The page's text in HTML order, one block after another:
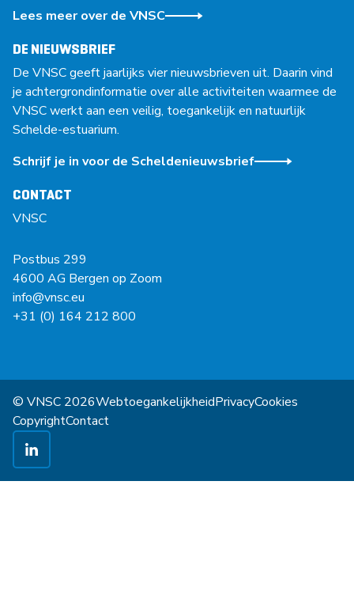
Lees meer over de VNSC
DE NIEUWSBRIEF
De VNSC geeft jaarlijks vier nieuwsbrieven uit. Daarin vind
je achtergrondinformatie over alle activiteiten waarmee de
VNSC werkt aan een veilig, toegankelijk en natuurlijk
Schelde-estuarium.
Schrijf je in voor de Scheldenieuwsbrief
CONTACT
VNSC
Postbus 299
4600 AG Bergen op Zoom
info@vnsc.eu
+31 (0) 164 212 800
© VNSC 2026WebtoegankelijkheidPrivacyCookies
CopyrightContact